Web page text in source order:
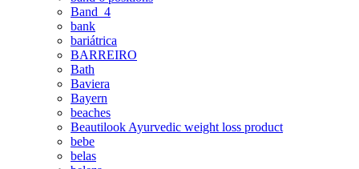
Band_4
bank
bariátrica
BARREIRO
Bath
Baviera
Bayern
beaches
Beautilook Ayurvedic weight loss product
bebe
belas